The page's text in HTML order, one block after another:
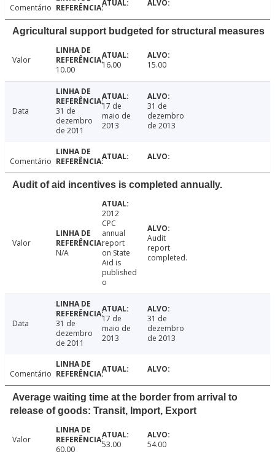
Comentário
Agricultural support budgeted for structural measures
Valor
10.00
16.00 15.00
Data
31 de
dezembro
de 2011
17 de
maio de
2013
31 de
dezembro
de 2013
Comentário
Audit of aid incentives is completed annually.
Valor
N/A
2012
CPC
annual
report
on State
Aid is
published
o
Audit
report
completed.
Data
31 de
dezembro
de 2011
17 de
maio de
2013
31 de
dezembro
de 2013
Comentário
Average waiting time at the border from arrival to
release of goods: Transit, Import, Export
Valor
60.00
53.00 54.00